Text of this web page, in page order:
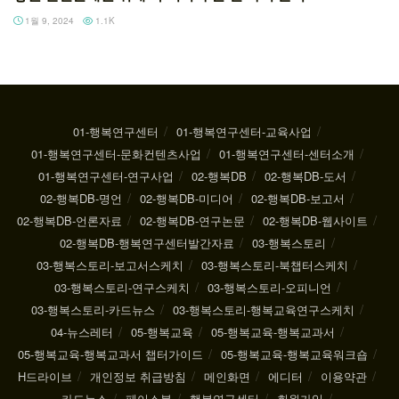
1월 9, 2024 1.1K
01-행복연구센터
01-행복연구센터-교육사업
01-행복연구센터-문화컨텐츠사업
01-행복연구센터-센터소개
01-행복연구센터-연구사업
02-행복DB
02-행복DB-도서
02-행복DB-명언
02-행복DB-미디어
02-행복DB-보고서
02-행복DB-언론자료
02-행복DB-연구논문
02-행복DB-웹사이트
02-행복DB-행복연구센터발간자료
03-행복스토리
03-행복스토리-보고서스케치
03-행복스토리-북챕터스케치
03-행복스토리-연구스케치
03-행복스토리-오피니언
03-행복스토리-카드뉴스
03-행복스토리-행복교육연구스케치
04-뉴스레터
05-행복교육
05-행복교육-행복교과서
05-행복교육-행복교과서 챕터가이드
05-행복교육-행복교육워크숍
H드라이브
개인정보 취급방침 메인화면 에디터
이용약관